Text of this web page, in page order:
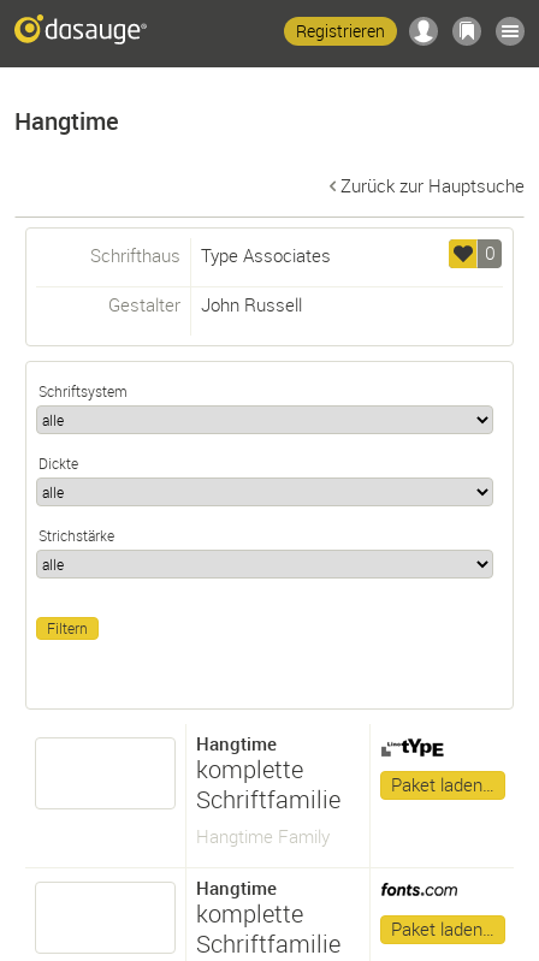
Registrieren
Hangtime
Zurück zur Hauptsuche
0
Schrifthaus Type Associates
Gestalter John Russell
Schriftsystem
Dickte
Strichstärke
Hangtime
komplette
Schriftfamilie
Hangtime Family
Paket laden…
Hangtime
komplette
Schriftfamilie
Paket laden…